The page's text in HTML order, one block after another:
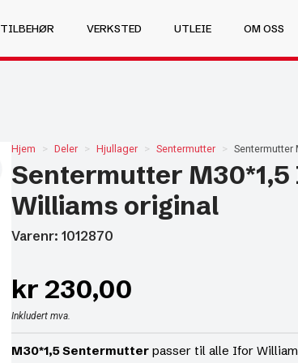
TILBEHØR VERKSTED UTLEIE OM OSS
Hjem Deler Hjullager Sentermutter Sentermutter
Sentermutter
Williams original
Varenr: 1012870
kr 230,00
Inkludert mva.
M30*1,5 Sentermutter passer til alle Ifor